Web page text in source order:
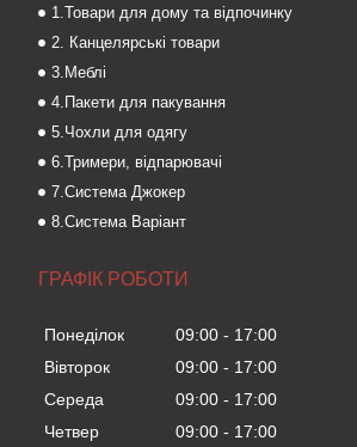
1.Товари для дому та відпочинку
2. Канцелярські товари
3.Меблі
4.Пакети для пакування
5.Чохли для одягу
6.Тримери, відпарювачі
7.Система Джокер
8.Система Варіант
ГРАФІК РОБОТИ
Понеділок 09:00
17:00
Вівторок
09:00
17:00
Середа
09:00
17:00
Четвер
09:00
17:00